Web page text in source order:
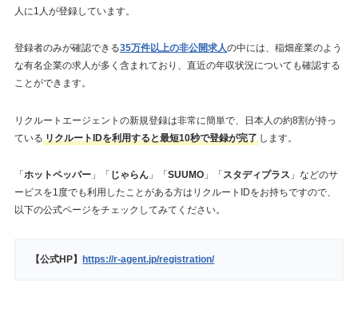
人に1人が登録しています。
登録者のみが確認できる35万件以上の非公開求人の中には、稲畑産業のよう
な有名企業の求人が多く含まれており、直近の年収状況についても確認する
ことができます。
リクルートエージェントの新規登録は非常に簡単で、日本人の約8割が持っ
ている リクルートIDを利用すると最短10秒で登録が完了します。
「 ホットペッパー」「 じゃらん」「 SUUMO」「 スタディプラス 」などのサ
ービスを1度でも利用したことがある方はリクルートIDをお持ちですので、
以下の公式ページをチェックしてみてください。
【公式HP】 https://r-agent.jp/registration/